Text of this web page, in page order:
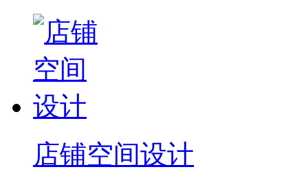
店铺空间设计